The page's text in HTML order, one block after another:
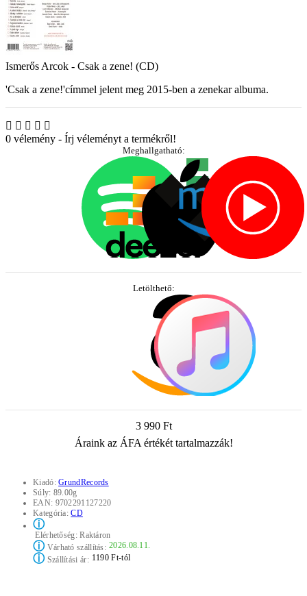
Ismerős Arcok - Csak a zene! (CD)
'Csak a zene!'címmel jelent meg 2015-ben a zenekar albuma.
0 vélemény - Írj véleményt a termékről!
Meghallgatható:
Letölthető:
3 990 Ft
Áraink az ÁFA értékét tartalmazzák!
Kiadó:GrundRecords
Súly: 89.00g
EAN: 9702291127220
Kategória:CD
ⓘ
Elérhetőség:Raktáron
ⓘVárható szállítás: 2026.08.11.
ⓘSzállítási ár: 1190 Ft-tól